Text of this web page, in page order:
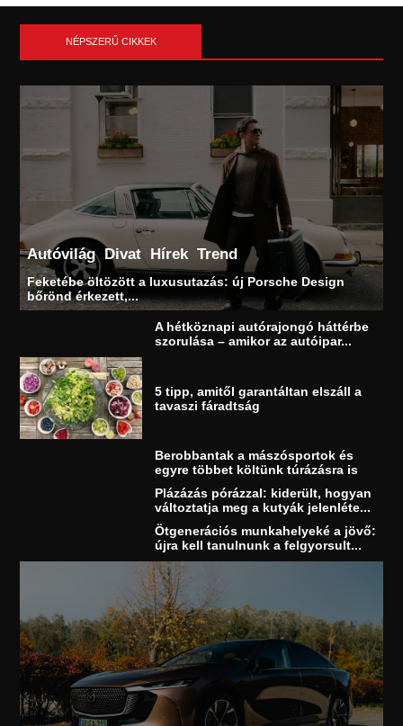
NÉPSZERŰ CIKKEK
Autóvilág Divat Hírek Trend
Feketébe öltözött a luxusutazás: új Porsche Design
bőrönd érkezett,...
A hétköznapi autórajongó háttérbe
szorulása – amikor az autóipar...
5 tipp, amitől garantáltan elszáll a
tavaszi fáradtság
Berobbantak a mászósportok és
egyre többet költünk túrázásra is
Plázázás pórázzal: kiderült, hogyan
változtatja meg a kutyák jelenléte...
Ötgenerációs munkahelyeké a jövő:
újra kell tanulnunk a felgyorsult...